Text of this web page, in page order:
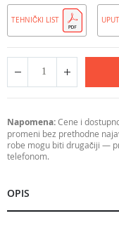
TEHNIČKI LIST
Napomena:Cene i
promeni bez prethodne
robe mogu biti drugačiji —
telefonom.
OPIS